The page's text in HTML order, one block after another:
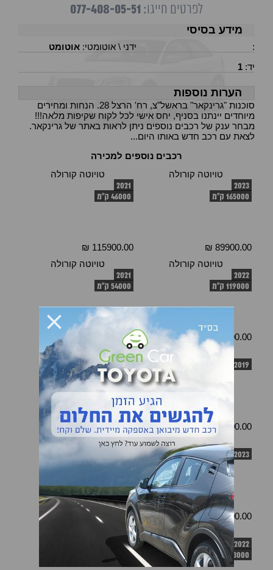
לפרטים חייגו: 077-408-05-51
מידע בסיסי
: ידני \ אוטומטי: אוטומט
יד: 1
הערות נוספות
סוכנות "גרינקאר" בראשל"צ, רח' הרצל 28. הנחות ומחירים
מיוחדים יינתנו בסניף, יחס אישי לכל לקוח שקיפות מלאה!!!
מבחר ענק של רכבים נוספים ניתן לראות באתר של גרינקאר.
לצאת עם רכב חדש באותו היום...
רכבים נוספים למכירה
טויוטה קורולה
2023
165000 ק"מ
89900.00 ₪
טויוטה קורולה
2021
46000 ק"מ
115900.00 ₪
טויוטה קורולה
2022
119000 ק"מ
94900.00 ₪
טויוטה קורולה
2021
54000 ק"מ
111000.00 ₪
טויוטה קורולה
2019
84900.00 ₪
טויוטה קורולה
2023
67000 ק"מ
104900.00 ₪
טויוטה קורולה
2023
89900.00 ₪
טויוטה קורולה
2020
154000 ק"מ
84900.00 ₪
טויוטה קורולה
2022
123000 ק"מ